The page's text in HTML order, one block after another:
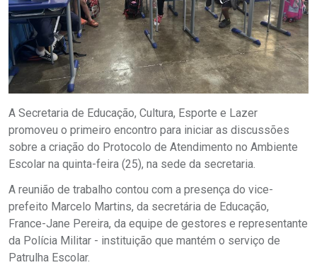
A Secretaria de Educação, Cultura, Esporte e Lazer
promoveu o primeiro encontro para iniciar as discussões
sobre a criação do Protocolo de Atendimento no Ambiente
Escolar na quinta-feira (25), na sede da secretaria.
A reunião de trabalho contou com a presença do vice-
prefeito Marcelo Martins, da secretária de Educação,
France-Jane Pereira, da equipe de gestores e representante
da Polícia Militar - instituição que mantém o serviço de
Patrulha Escolar.